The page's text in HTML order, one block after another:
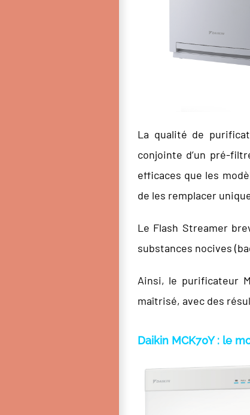
La qualité de
conjointe d’un pré-
efficaces que les
de les remplacer
Le Flash Streamer
substances nocives
Ainsi, le purificateur
maîtrisé, avec des
Daikin MCK70Y : le